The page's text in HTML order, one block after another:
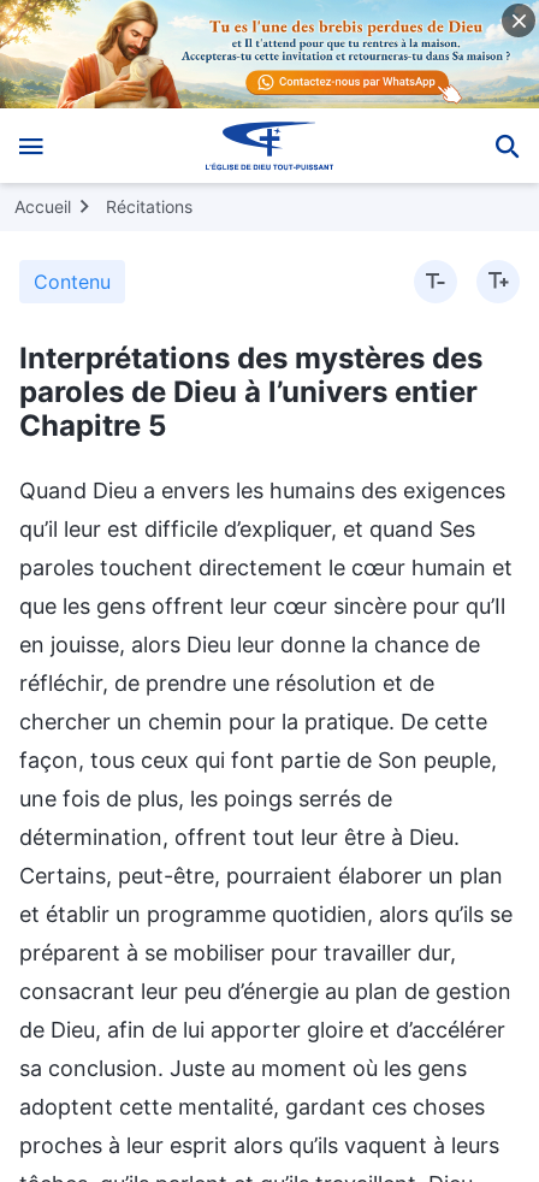
Accueil Récitations
Contenu
Interprétations des mystères des
paroles de Dieu à l’univers entier
Chapitre 5
Quand Dieu a envers les humains des exigences
qu’il leur est difficile d’expliquer, et quand Ses
paroles touchent directement le cœur humain et
que les gens offrent leur cœur sincère pour qu’Il
en jouisse, alors Dieu leur donne la chance de
réfléchir, de prendre une résolution et de
chercher un chemin pour la pratique. De cette
façon, tous ceux qui font partie de Son peuple,
une fois de plus, les poings serrés de
détermination, offrent tout leur être à Dieu.
Certains, peut-être, pourraient élaborer un plan
et établir un programme quotidien, alors qu’ils se
préparent à se mobiliser pour travailler dur,
consacrant leur peu d’énergie au plan de gestion
de Dieu, afin de lui apporter gloire et d’accélérer
sa conclusion. Juste au moment où les gens
adoptent cette mentalité, gardant ces choses
proches à leur esprit alors qu’ils vaquent à leurs